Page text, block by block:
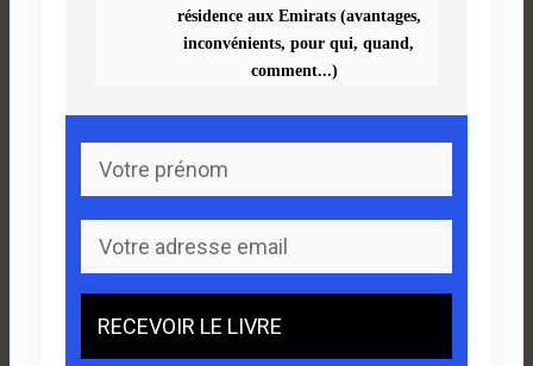
résidence aux Emirats (avantages,
inconvénients, pour qui, quand,
comment...)
RECEVOIR LE LIVRE